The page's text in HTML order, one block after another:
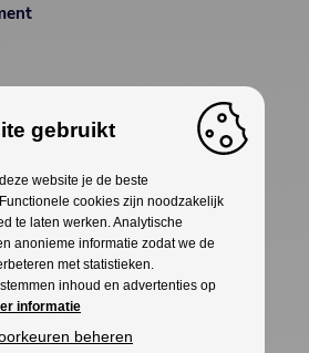
gebruikt
website je de beste
cookies zijn noodzakelijk
te laten werken. Analytische
anonieme informatie zodat we de
met statistieken.
inhoud en advertenties op
informatie
beheren